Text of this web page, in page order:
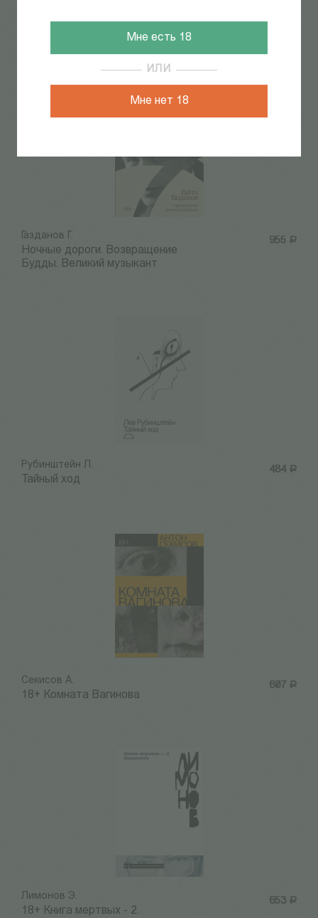
Мне есть 18
ИЛИ
Мне нет 18
Мамлеев Ю.
Шатуны (мягк. обложка)
955 Р
Газданов Г.
Ночные дороги. Возвращение
Будды. Великий музыкант
484 Р
Рубинштейн Л.
Тайный ход
607 Р
Секисов А.
18+ Комната Вагинова
653 Р
Лимонов Э.
18+ Книга мертвых - 2.